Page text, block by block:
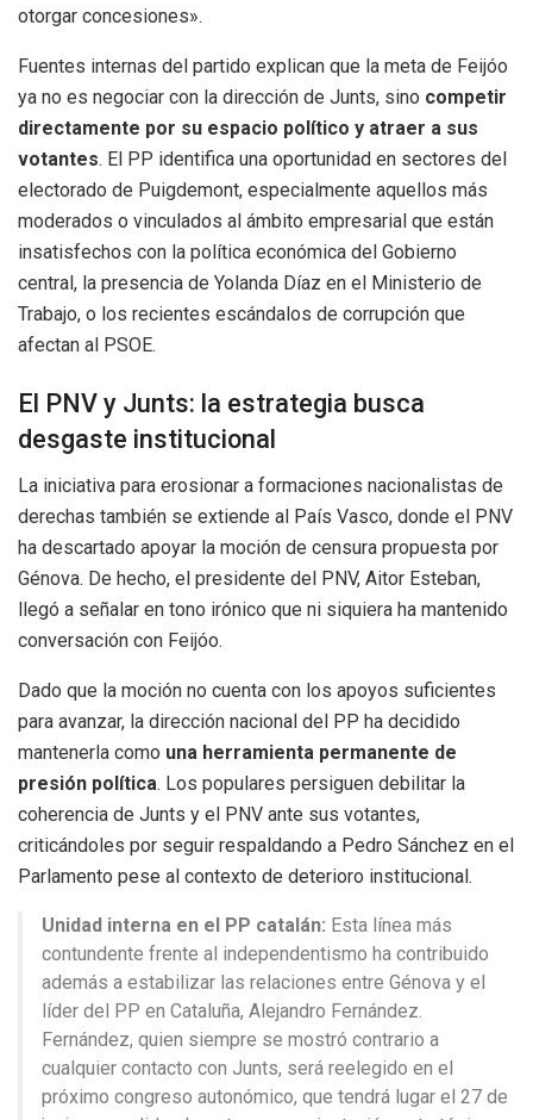
otorgar concesiones».
Fuentes internas del partido explican que la meta de Feijóo
ya no es negociar con la dirección de Junts, sino competir
directamente por su espacio político y atraer a sus
votantes. El PP identifica una oportunidad en sectores del
electorado de Puigdemont, especialmente aquellos más
moderados o vinculados al ámbito empresarial que están
insatisfechos con la política económica del Gobierno
central, la presencia de Yolanda Díaz en el Ministerio de
Trabajo, o los recientes escándalos de corrupción que
afectan al PSOE.
El PNV y Junts: la estrategia busca
desgaste institucional
La iniciativa para erosionar a formaciones nacionalistas de
derechas también se extiende al País Vasco, donde el PNV
ha descartado apoyar la moción de censura propuesta por
Génova. De hecho, el presidente del PNV, Aitor Esteban,
llegó a señalar en tono irónico que ni siquiera ha mantenido
conversación con Feijóo.
Dado que la moción no cuenta con los apoyos suficientes
para avanzar, la dirección nacional del PP ha decidido
mantenerla como una herramienta permanente de
presión política. Los populares persiguen debilitar la
coherencia de Junts y el PNV ante sus votantes,
criticándoles por seguir respaldando a Pedro Sánchez en el
Parlamento pese al contexto de deterioro institucional.
Unidad interna en el PP catalán: Esta línea más
contundente frente al independentismo ha contribuido
además a estabilizar las relaciones entre Génova y el
líder del PP en Cataluña, Alejandro Fernández.
Fernández, quien siempre se mostró contrario a
cualquier contacto con Junts, será reelegido en el
próximo congreso autonómico, que tendrá lugar el 27 de